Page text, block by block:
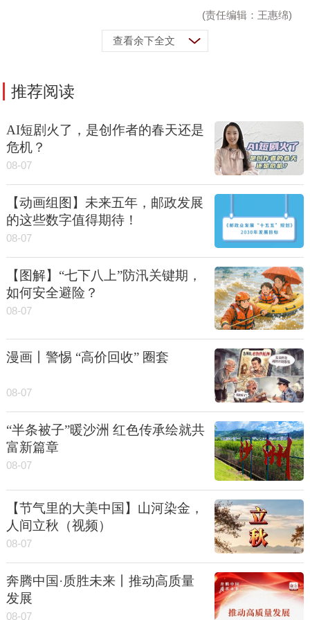
(责任编辑：王惠绵)
查看余下全文
推荐阅读
AI短剧火了，是创作者的春天还是
危机？
08-07
【动画组图】未来五年，邮政发展
的这些数字值得期待！
08-07
【图解】“七下八上”防汛关键期，
如何安全避险？
08-07
漫画丨警惕 “高价回收” 圈套
08-07
“半条被子”暖沙洲 红色传承绘就共
富新篇章
08-07
【节气里的大美中国】山河染金，
人间立秋（视频）
08-07
奔腾中国·质胜未来丨推动高质量
发展
08-07